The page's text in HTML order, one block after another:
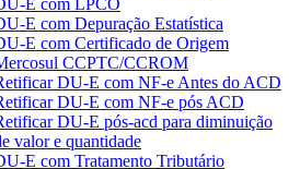
E com LPCO
E com Depuração Estatística
E com Certificado de Origem
CCPTC/CCROM
DU-E com NF-e Antes do ACD
DU-E com NF-e pós ACD
DU-E pós-acd para diminuição
valor e quantidade
E com Tratamento Tributário